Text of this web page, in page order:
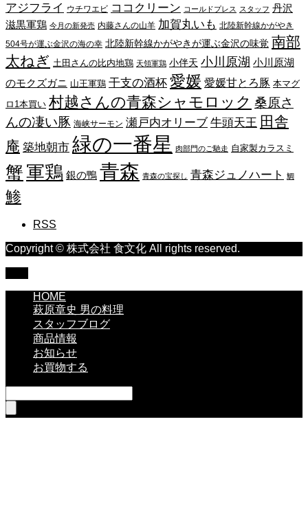
アジフライ ウチワエビ ココクリーン コールドプレス スタッフ 丹沢
滋黒軍鶏 今月の新発売 内藤さんの山羊 加賀丸いも 北陸新幹線かがやき
504号が運ぶ金沢の海の幸 北陸新幹線かがやきが運ぶ金沢の味覚 南部
太ねぎ 土田さんの比内地鶏 天領軍鶏 小伴天 小川原湖 小川原湖
のモクズガニ 山王軍鶏 干支の酒杯 愛媛 愛媛甘とろ豚 本マグ
ロ1本買い 村越さんの青森シャモロック 桑原さ
んの凄い豚 海峡サーモン 瀬戸内オリーブ 牛頭天王 田舎
庵 築地朝市 緑の一番星 肉部門のご馳走 自家製カラスミ
蟹軍鶏 銀の鴨 青森 青森の宝探し 青森ジュノハート 鯛
鯵
RSS
Copyright © 株式会社 食文化 All rights reserved.
HOME
萩原章史 男の料理
スタッフブログ
商品情報
お知らせ
お買物する